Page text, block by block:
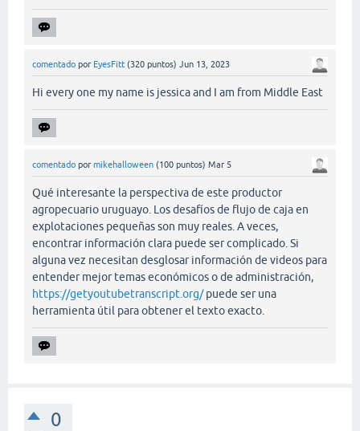
comentado por EyesFitt (320 puntos) Jun 13, 2023
Hi every one my name is jessica and I am from Middle East
comentado por mikehalloween (100 puntos) Mar 5
Qué interesante la perspectiva de este productor
agropecuario uruguayo. Los desafíos de flujo de caja en
explotaciones pequeñas son muy reales. A veces,
encontrar información clara puede ser complicado. Si
alguna vez necesitan desglosar información de videos para
entender mejor temas económicos o de administración,
https://getyoutubetranscript.org/puede ser una
herramienta útil para obtener el texto exacto.
0